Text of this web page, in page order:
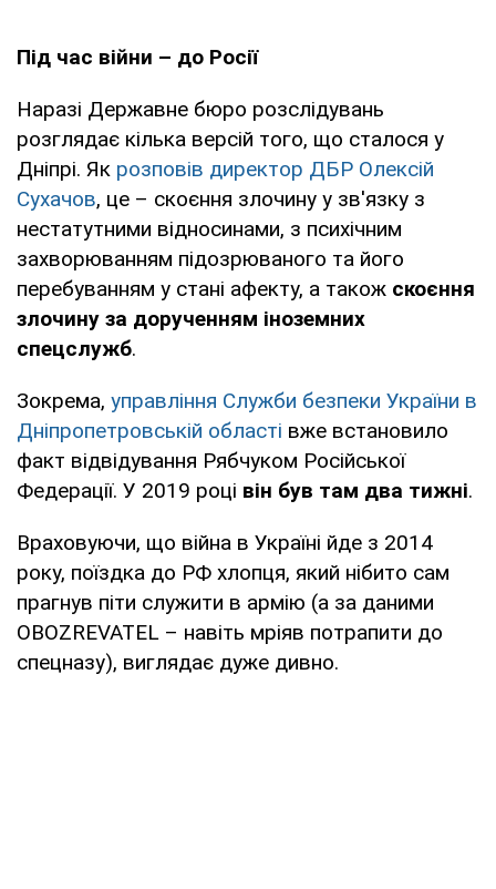
Під час війни – до Росії
Наразі Державне бюро розслідувань
розглядає кілька версій того, що сталося у
Дніпрі. Як розповів директор ДБР Олексій
Сухачов, це – скоєння злочину у зв'язку з
нестатутними відносинами, з психічним
захворюванням підозрюваного та його
перебуванням у стані афекту, а також скоєння
злочину за дорученням іноземних
спецслужб.
Зокрема, управління Служби безпеки України в
Дніпропетровській області вже встановило
факт відвідування Рябчуком Російської
Федерації. У 2019 році він був там два тижні.
Враховуючи, що війна в Україні йде з 2014
року, поїздка до РФ хлопця, який нібито сам
прагнув піти служити в армію (а за даними
OBOZREVATEL – навіть мріяв потрапити до
спецназу), виглядає дуже дивно.